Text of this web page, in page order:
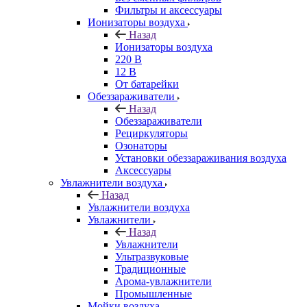
Фильтры и аксессуары
Ионизаторы воздуха
Назад
Ионизаторы воздуха
220 В
12 В
От батарейки
Обеззараживатели
Назад
Обеззараживатели
Рециркуляторы
Озонаторы
Установки обеззараживания воздуха
Аксессуары
Увлажнители воздуха
Назад
Увлажнители воздуха
Увлажнители
Назад
Увлажнители
Ультразвуковые
Традиционные
Арома-увлажнители
Промышленные